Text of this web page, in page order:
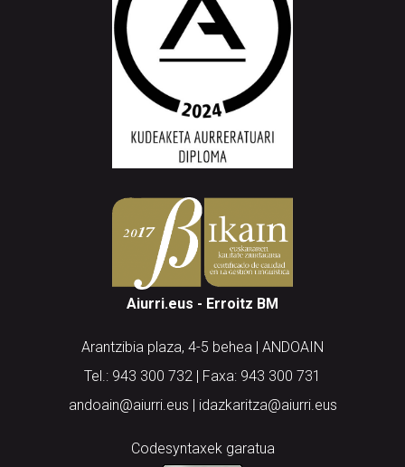
Aiurri.eus - Erroitz BM
Arantzibia plaza, 4-5 behea | ANDOAIN
Tel.: 943 300 732 | Faxa: 943 300 731
andoain@aiurri.eus | idazkaritza@aiurri.eus
Codesyntaxek garatua